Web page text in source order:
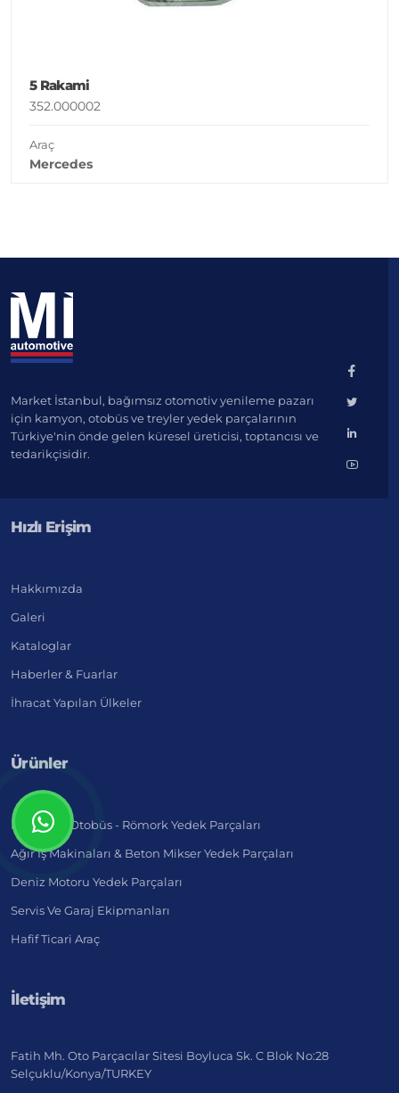
5 Rakami
352.000002
Araç
Mercedes
Market İstanbul, bağımsız otomotiv yenileme pazarı
için kamyon, otobüs ve treyler yedek parçalarının
Türkiye'nin önde gelen küresel üreticisi, toptancısı ve
tedarikçisidir.
Hızlı Erişim
Hakkımızda
Galeri
Kataloglar
Haberler & Fuarlar
İhracat Yapılan Ülkeler
Ürünler
Kamyon - Otobüs - Römork Yedek Parçaları
Ağır İş Makinaları & Beton Mikser Yedek Parçaları
Deniz Motoru Yedek Parçaları
Servis Ve Garaj Ekipmanları
Hafif Ticari Araç
İletişim
Fatih Mh. Oto Parçacılar Sitesi Boyluca Sk. C Blok No:28
Selçuklu/Konya/TURKEY